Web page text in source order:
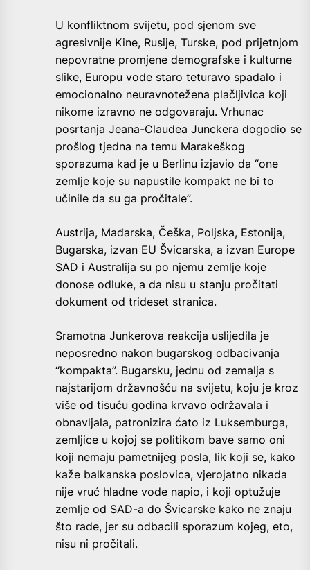
U konfliktnom svijetu, pod sjenom sve
agresivnije Kine, Rusije, Turske, pod prijetnjom
nepovratne promjene demografske i kulturne
slike, Europu vode staro teturavo spadalo i
emocionalno neuravnotežena plačljivica koji
nikome izravno ne odgovaraju. Vrhunac
posrtanja Jeana-Claudea Junckera dogodio se
prošlog tjedna na temu Marakeškog
sporazuma kad je u Berlinu izjavio da “one
zemlje koje su napustile kompakt ne bi to
učinile da su ga pročitale”.
Austrija, Mađarska, Češka, Poljska, Estonija,
Bugarska, izvan EU Švicarska, a izvan Europe
SAD i Australija su po njemu zemlje koje
donose odluke, a da nisu u stanju pročitati
dokument od trideset stranica.
Sramotna Junkerova reakcija uslijedila je
neposredno nakon bugarskog odbacivanja
“kompakta”. Bugarsku, jednu od zemalja s
najstarijom državnošću na svijetu, koju je kroz
više od tisuću godina krvavo održavala i
obnavljala, patronizira ćato iz Luksemburga,
zemljice u kojoj se politikom bave samo oni
koji nemaju pametnijeg posla, lik koji se, kako
kaže balkanska poslovica, vjerojatno nikada
nije vruć hladne vode napio, i koji optužuje
zemlje od SAD-a do Švicarske kako ne znaju
što rade, jer su odbacili sporazum kojeg, eto,
nisu ni pročitali.